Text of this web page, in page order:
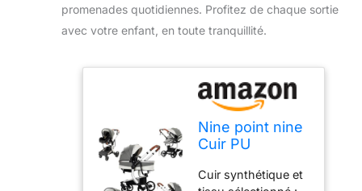
promenades quotidiennes. Profitez de chaque sortie
avec votre enfant, en toute tranquillité.
Nine point nine
Cuir PU
1, Poussette
Cuir synthétique et